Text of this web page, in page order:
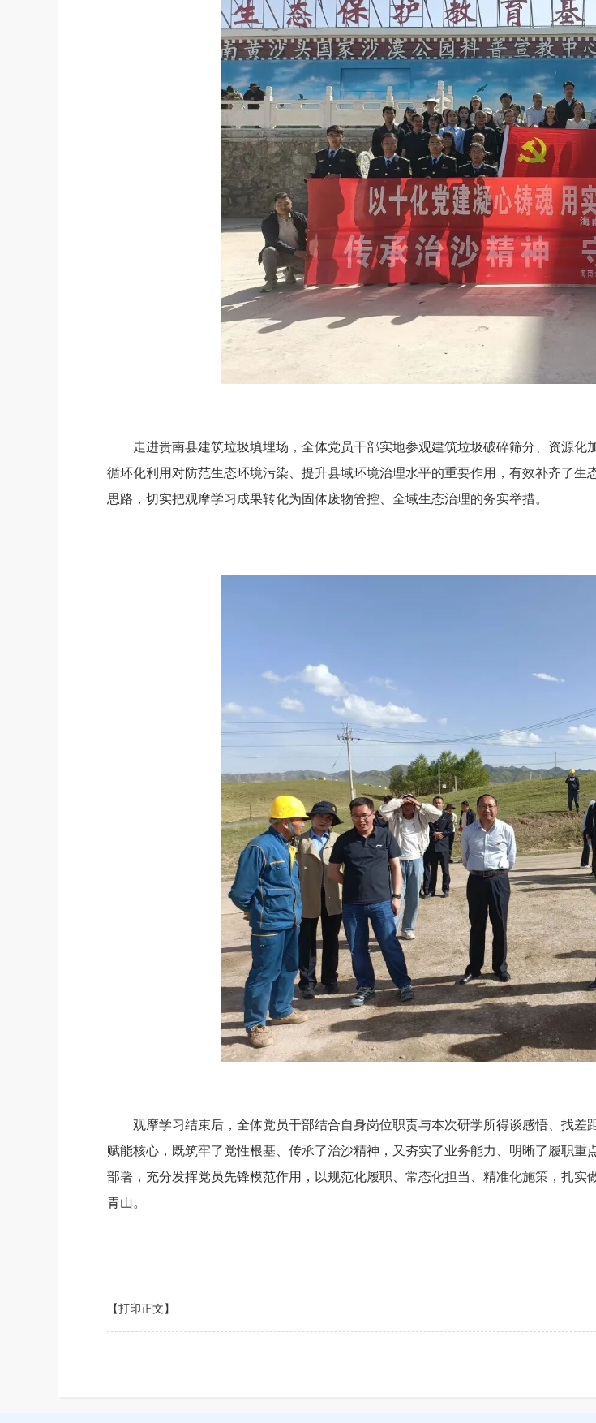
走进贵南县建筑垃圾填埋场，全体党员干部实地参观建筑垃圾破碎筛分、资源化
循环化利用对防范生态环境污染、提升县域环境治理水平的重要作用，有效补齐了
思路，切实把观摩学习成果转化为固体废物管控、全域生态治理的务实举措。
观摩学习结束后，全体党员干部结合自身岗位职责与本次研学所得谈感悟、找
赋能核心，既筑牢了党性根基、传承了治沙精神，又夯实了业务能力、明晰了履职
部署，充分发挥党员先锋模范作用，以规范化履职、常态化担当、精准化施策，扎
青山。
【打印正文】